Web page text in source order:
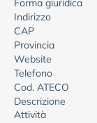
Forma giuridica
Indirizzo
CAP
Provincia
Website
Telefono
Cod. ATECO
Descrizione
Attività